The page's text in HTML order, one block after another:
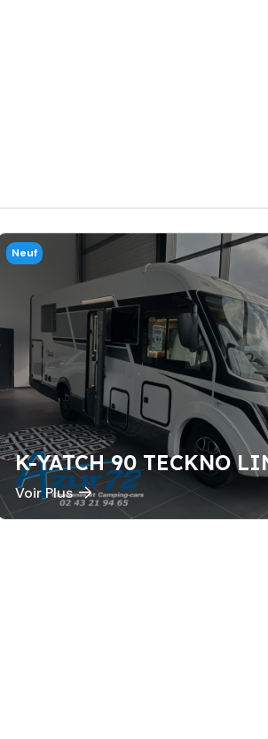
Neuf
Voir Plus
K-YATCH 90 TECKNO